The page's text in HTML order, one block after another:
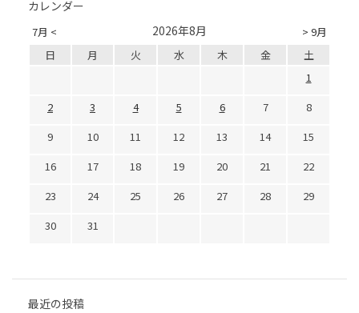
カレンダー
7月 < > 9月
2026年8月
日 月 火 水 木 金
土
1
2
3 4 5 6 7
8
9
10 11 12 13 14
15
16
17 18 19 20 21
22
23
24 25 26 27 28
29
30
31
最近の投稿